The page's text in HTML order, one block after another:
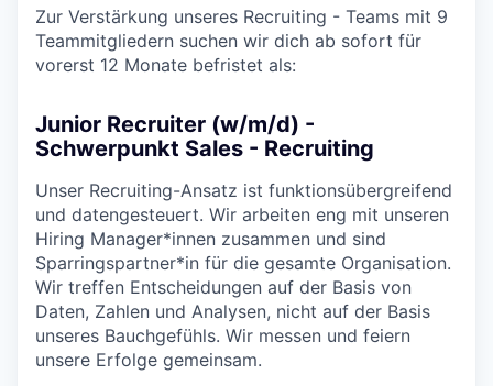
Zur Verstärkung unseres Recruiting - Teams mit 9
Teammitgliedern suchen wir dich ab sofort für
vorerst 12 Monate befristet als:
Junior Recruiter (w/m/d) -
Schwerpunkt Sales - Recruiting
Unser Recruiting-Ansatz ist funktionsübergreifend
und datengesteuert. Wir arbeiten eng mit unseren
Hiring Manager*innen zusammen und sind
Sparringspartner*in für die gesamte Organisation.
Wir treffen Entscheidungen auf der Basis von
Daten, Zahlen und Analysen, nicht auf der Basis
unseres Bauchgefühls. Wir messen und feiern
unsere Erfolge gemeinsam.